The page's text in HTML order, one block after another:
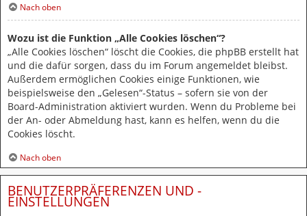
Nach oben
Wozu ist die Funktion „Alle Cookies löschen“?
„Alle Cookies löschen“ löscht die Cookies, die phpBB erstellt hat
und die dafür sorgen, dass du im Forum angemeldet bleibst.
Außerdem ermöglichen Cookies einige Funktionen, wie
beispielsweise den „Gelesen“-Status – sofern sie von der
Board-Administration aktiviert wurden. Wenn du Probleme bei
der An- oder Abmeldung hast, kann es helfen, wenn du die
Cookies löscht.
Nach oben
BENUTZERPRÄFERENZEN UND -
EINSTELLUNGEN